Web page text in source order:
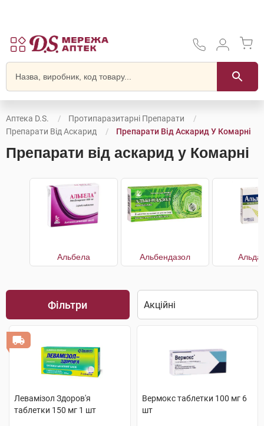
Аптека D.S.
Протипаразитарні Препарати
Препарати Від Аскарид
Препарати Від Аскарид У Комарні
Препарати від аскарид у Комарні
Альбела Альбендазол
Фільтри
Левамізол Здоров'я
таблетки 150 мг 1 шт
Вермокс таблетки 100 мг 6
шт